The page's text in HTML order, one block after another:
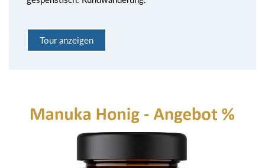
Tour anzeigen